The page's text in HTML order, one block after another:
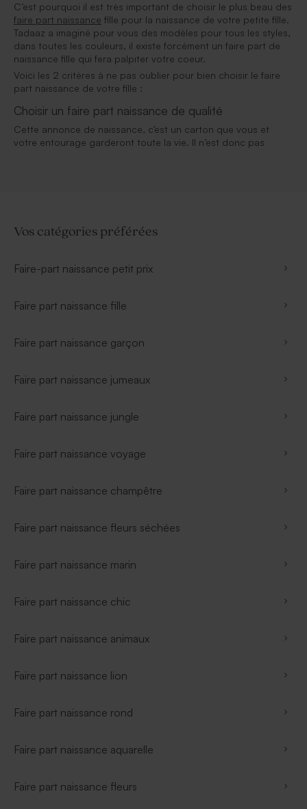
C’est pourquoi il est très important de choisir le plus beau des
faire part naissance fille pour la naissance de votre petite fille.
Tadaaz a imaginé pour vous des modèles pour tous les styles,
dans toutes les couleurs, il existe forcément un faire part de
naissance fille qui fera palpiter votre coeur.
Voici les 2 critères à ne pas oublier pour bien choisir le faire
part naissance de votre fille :
Choisir un faire part naissance de qualité
Cette annonce de naissance, c’est un carton que vous et
votre entourage garderont toute la vie. Il n’est donc pas
Vos catégories préférées
Faire-part naissance petit prix
Faire part naissance fille
Faire part naissance garçon
Faire part naissance jumeaux
Faire part naissance jungle
Faire part naissance voyage
Faire part naissance champêtre
Faire part naissance fleurs séchées
Faire part naissance marin
Faire part naissance chic
Faire part naissance animaux
Faire part naissance lion
Faire part naissance rond
Faire part naissance aquarelle
Faire part naissance fleurs